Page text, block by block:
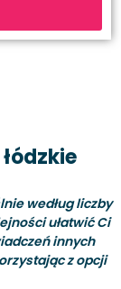
według liczby
ułatwić Ci
innych
z opcji